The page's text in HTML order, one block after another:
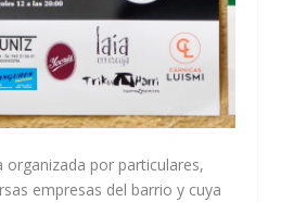
organizada por particulares,
empresas del barrio y cuya